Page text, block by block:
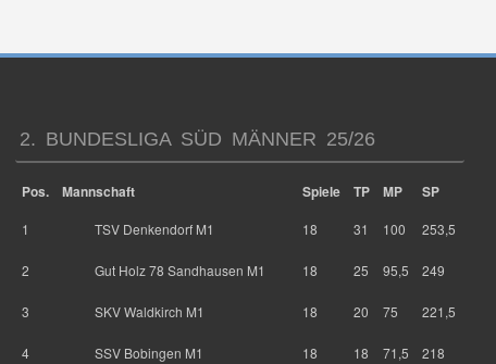
2. BUNDESLIGA SÜD MÄNNER 25/26
Pos. Mannschaft Spiele TP MP SP
1 TSV Denkendorf M1 18 31 100 253,5
2 Gut Holz 78 Sandhausen M1 18 25 95,5 249
3 SKV Waldkirch M1 18 20 75 221,5
4 SSV Bobingen M1 18 18 71,5 218